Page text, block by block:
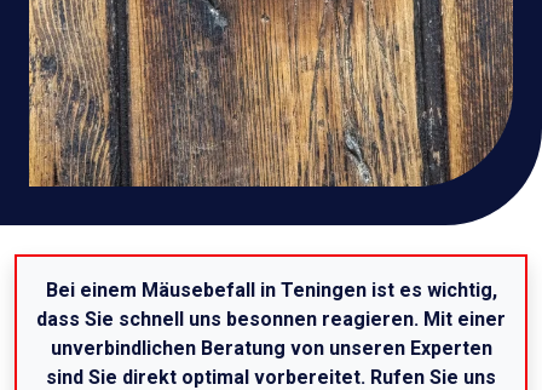
Bei einem Mäusebefall in Teningen ist es wichtig,
dass Sie schnell uns besonnen reagieren. Mit einer
unverbindlichen Beratung von unseren Experten
sind Sie direkt optimal vorbereitet. Rufen Sie uns